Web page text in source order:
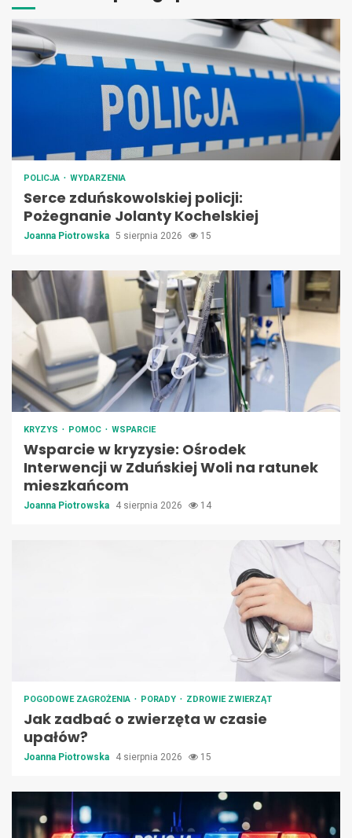
POLICJA WYDARZENIA
Serce zduńskowolskiej policji:
Pożegnanie Jolanty Kochelskiej
Joanna Piotrowska 5 sierpnia 2026 15
KRYZYS POMOC WSPARCIE
Wsparcie w kryzysie: Ośrodek
Interwencji w Zduńskiej Woli na ratunek
mieszkańcom
Joanna Piotrowska 4 sierpnia 2026 14
POGODOWE ZAGROŻENIA PORADY ZDROWIE ZWIERZĄT
Jak zadbać o zwierzęta w czasie
upałów?
Joanna Piotrowska 4 sierpnia 2026 15